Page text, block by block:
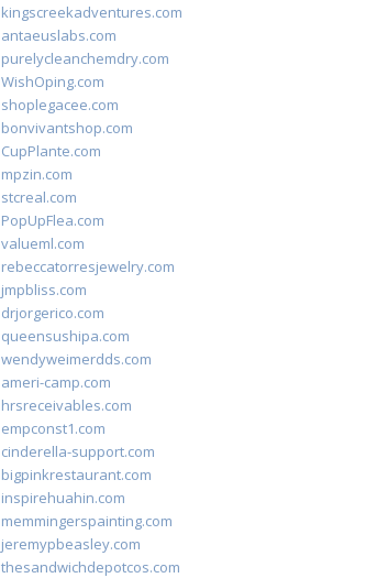
kingscreekadventures.com
antaeuslabs.com
purelycleanchemdry.com
WishOping.com
shoplegacee.com
bonvivantshop.com
CupPlante.com
mpzin.com
stcreal.com
PopUpFlea.com
valueml.com
rebeccatorresjewelry.com
jmpbliss.com
drjorgerico.com
queensushipa.com
wendyweimerdds.com
ameri-camp.com
hrsreceivables.com
empconst1.com
cinderella-support.com
bigpinkrestaurant.com
inspirehuahin.com
memmingerspainting.com
jeremypbeasley.com
thesandwichdepotcos.com